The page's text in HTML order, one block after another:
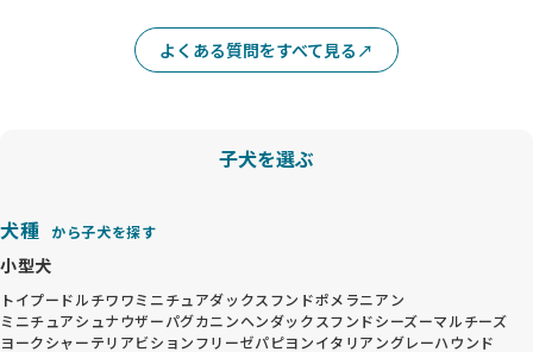
よくある質問をすべて見る
子犬を選ぶ
犬種 から子犬を探す
小型犬
トイプードルチワワミニチュアダックスフンドポメラニアン
ミニチュアシュナウザーパグカニンヘンダックスフンドシーズーマルチーズ
ヨークシャーテリアビションフリーゼパピヨンイタリアングレーハウンド